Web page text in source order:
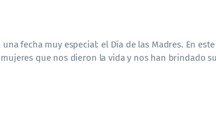
fecha muy especial: el Día de las Madres. En
que nos dieron la vida y nos han brindado